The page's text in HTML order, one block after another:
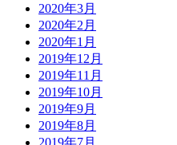
2020年3月
2020年2月
2020年1月
2019年12月
2019年11月
2019年10月
2019年9月
2019年8月